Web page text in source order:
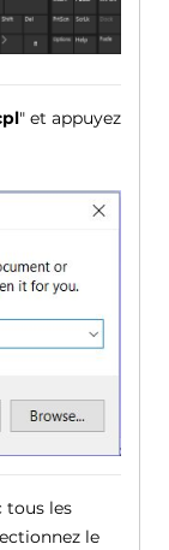
" et appuyez
tous les
le